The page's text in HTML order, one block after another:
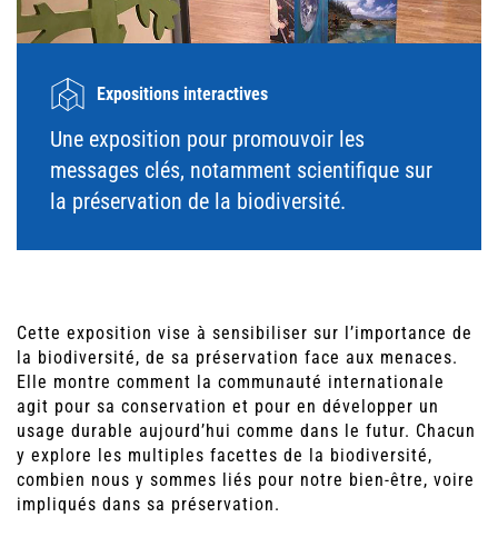
Expositions interactives
Une exposition pour promouvoir les
messages clés, notamment scientifique sur
la préservation de la biodiversité.
Cette exposition vise à sensibiliser sur l’importance de
la biodiversité, de sa préservation face aux menaces.
Elle montre comment la communauté internationale
agit pour sa conservation et pour en développer un
usage durable aujourd’hui comme dans le futur. Chacun
y explore les multiples facettes de la biodiversité,
combien nous y sommes liés pour notre bien-être, voire
impliqués dans sa préservation.